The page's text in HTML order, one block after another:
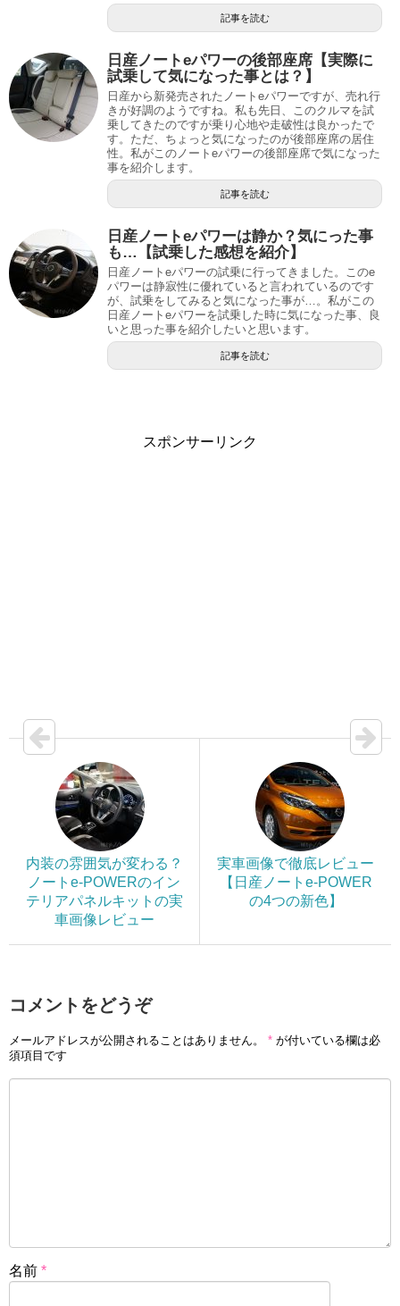
記事を読む
日産ノートeパワーの後部座席【実際に
試乗して気になった事とは？】
日産から新発売されたノートeパワーですが、売れ行
きが好調のようですね。私も先日、このクルマを試
乗してきたのですが乗り心地や走破性は良かったで
す。ただ、ちょっと気になったのが後部座席の居住
性。私がこのノートeパワーの後部座席で気になった
事を紹介します。
記事を読む
日産ノートeパワーは静か？気にった事
も…【試乗した感想を紹介】
日産ノートeパワーの試乗に行ってきました。このe
パワーは静寂性に優れていると言われているのです
が、試乗をしてみると気になった事が…。私がこの
日産ノートeパワーを試乗した時に気になった事、良
いと思った事を紹介したいと思います。
記事を読む
スポンサーリンク
内装の雰囲気が変わる？
ノートe-POWERのイン
テリアパネルキットの実
車画像レビュー
実車画像で徹底レビュー
【日産ノートe-POWER
の4つの新色】
コメントをどうぞ
メールアドレスが公開されることはありません。 * が付いている欄は必
須項目です
名前 *